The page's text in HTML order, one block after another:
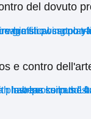
del dovuto
e contro